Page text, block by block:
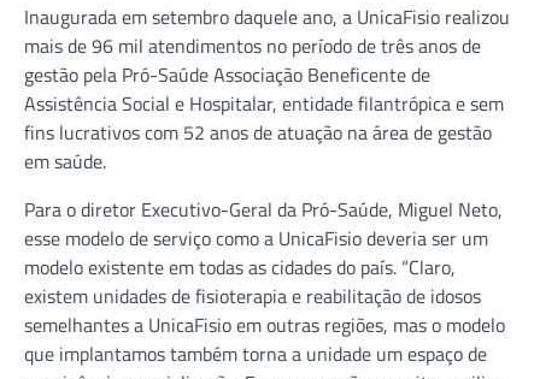
Inaugurada em setembro daquele ano, a UnicaFisio realizou
mais de 96 mil atendimentos no período de três anos de
gestão pela Pró-Saúde Associação Beneficente de
Assistência Social e Hospitalar, entidade filantrópica e sem
fins lucrativos com 52 anos de atuação na área de gestão
em saúde.
Para o diretor Executivo-Geral da Pró-Saúde, Miguel Neto,
esse modelo de serviço como a UnicaFisio deveria ser um
modelo existente em todas as cidades do país. “Claro,
existem unidades de fisioterapia e reabilitação de idosos
semelhantes a UnicaFisio em outras regiões, mas o modelo
que implantamos também torna a unidade um espaço de